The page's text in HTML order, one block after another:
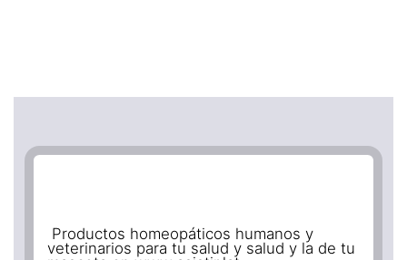
Productos homeopáticos humanos y
veterinarios para tu salud y salud y la de tu